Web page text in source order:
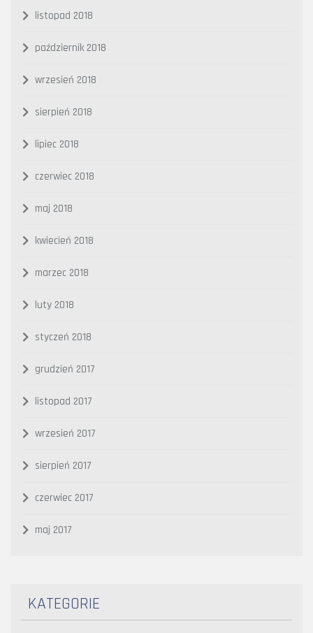
listopad 2018
październik 2018
wrzesień 2018
sierpień 2018
lipiec 2018
czerwiec 2018
maj 2018
kwiecień 2018
marzec 2018
luty 2018
styczeń 2018
grudzień 2017
listopad 2017
wrzesień 2017
sierpień 2017
czerwiec 2017
maj 2017
KATEGORIE